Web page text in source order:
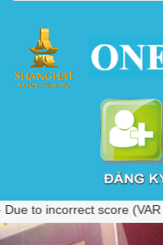
(VAR Check) in